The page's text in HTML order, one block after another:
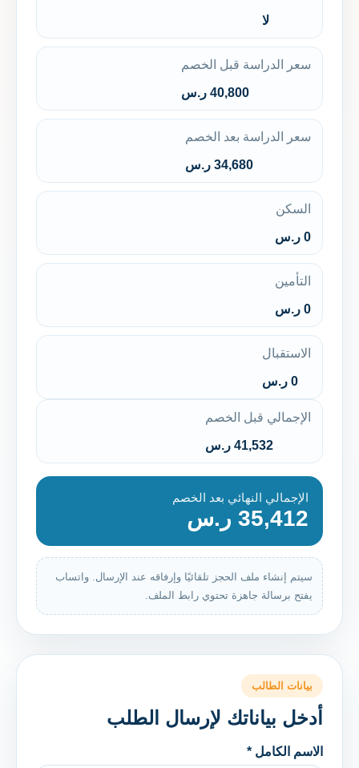
لا
سعر الدراسة قبل الخصم
40,800 ر.س
سعر الدراسة بعد الخصم
34,680 ر.س
السكن
0 ر.س
التأمين
0 ر.س
الاستقبال
0 ر.س
الإجمالي قبل الخصم
41,532 ر.س
الإجمالي النهائي بعد الخصم
35,412 ر.س
سيتم إنشاء ملف الحجز تلقائيًا وإرفاقه عند الإرسال. واتساب
يفتح برسالة جاهزة تحتوي رابط الملف.
بيانات الطالب
أدخل بياناتك لإرسال الطلب
الاسم الكامل *